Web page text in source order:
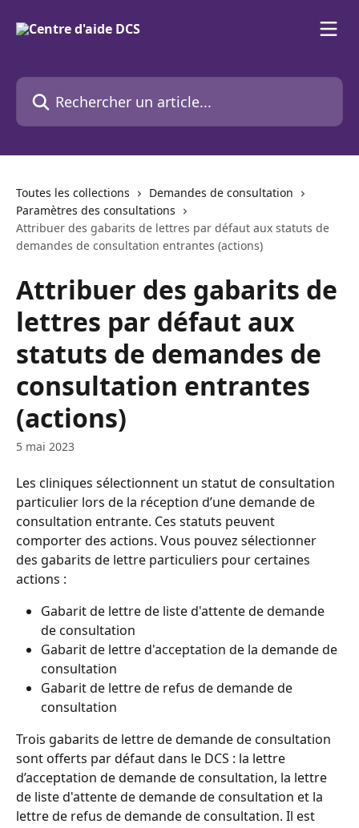
Rechercher un article...
Toutes les collections
Demandes de consultation
Paramètres des consultations
Attribuer des gabarits de lettres par défaut aux statuts de
demandes de consultation entrantes (actions)
Attribuer des gabarits de
lettres par défaut aux
statuts de demandes de
consultation entrantes
(actions)
5 mai 2023
Les cliniques sélectionnent un statut de consultation
particulier lors de la réception d’une demande de
consultation entrante. Ces statuts peuvent
comporter des actions. Vous pouvez sélectionner
des gabarits de lettre particuliers pour certaines
actions :
Gabarit de lettre de liste d'attente de demande
de consultation
Gabarit de lettre d'acceptation de la demande de
consultation
Gabarit de lettre de refus de demande de
consultation
Trois gabarits de lettre de demande de consultation
sont offerts par défaut dans le DCS : la lettre
d’acceptation de demande de consultation, la lettre
de liste d'attente de demande de consultation et la
lettre de refus de demande de consultation. Il est